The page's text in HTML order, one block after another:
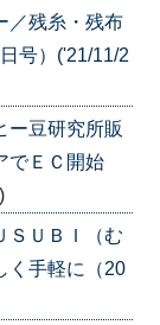
／残糸・残布
号）('21/11/2
豆研究所販
でＥＣ開始
ＳＵＢＩ（む
く手軽に（20